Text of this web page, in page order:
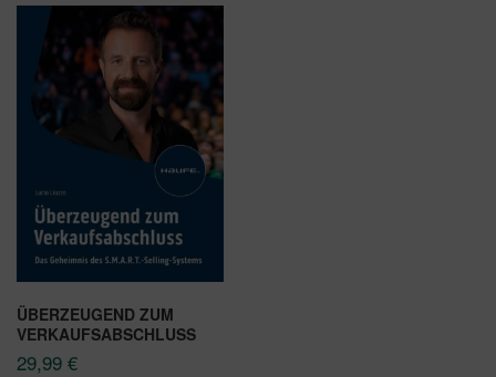
ÜBERZEUGEND ZUM
VERKAUFSABSCHLUSS
29,99 €